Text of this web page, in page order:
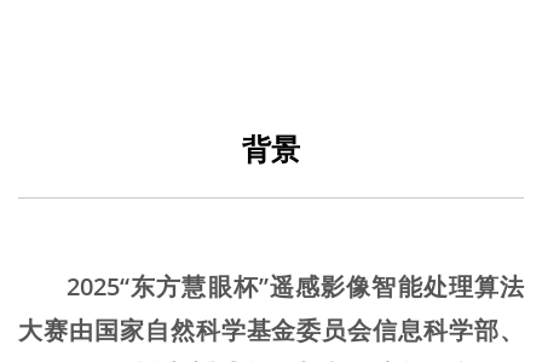
背景
2025“东方慧眼杯”遥感影像智能处理算法
大赛由国家自然科学基金委员会信息科学部、